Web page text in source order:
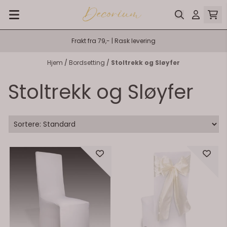
Hopp til innhold
Frakt fra 79,- | Rask levering
Hjem / Bordsetting / Stoltrekk og Sløyfer
Stoltrekk og Sløyfer
På lager På lager